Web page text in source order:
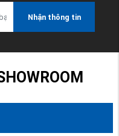
Nhận thông tin